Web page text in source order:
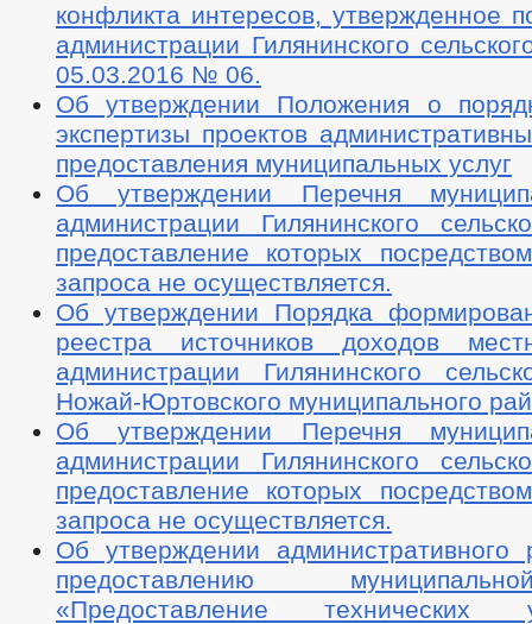
конфликта интересов, утвержденное
администрации Гилянинского
05.03.2016 № 06.
Об утверждении Положения о
экспертизы проектов
предоставления муниципальных услуг
Об утверждении Перечня
администрации Гилянинского
предоставление которых
запроса не осуществляется.
Об утверждении Порядка
реестра источников доходов
администрации Гилянинского
Ножай-Юртовского муниципального
Об утверждении Перечня
администрации Гилянинского
предоставление которых
запроса не осуществляется.
Об утверждении административного
предоставлению
«Предоставление